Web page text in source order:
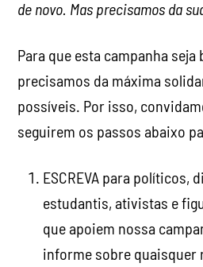
de novo. Mas precisamos da
Para que esta campanha
precisamos da máxima
possíveis. Por isso,
seguirem os passos abaixo
ESCREVA para políticos,
estudantis, ativistas e
que apoiem nossa
informe sobre quaisquer